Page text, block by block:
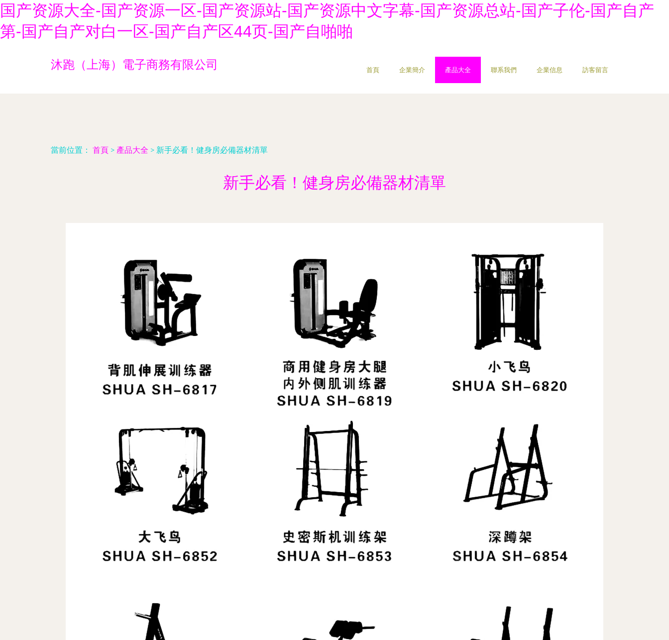
国产资源大全-国产资源一区-国产资源站-国产资源中文字幕-国产资源总站-国产子伦-国产自产
第-国产自产对白一区-国产自产区44页-国产自啪啪
沐跑（上海）電子商務有限公司 首頁 企業簡介 產品大全 聯系我們 企業信息 訪客留言
當前位置： 首頁 > 產品大全 > 新手必看！健身房必備器材清單
新手必看！健身房必備器材清單